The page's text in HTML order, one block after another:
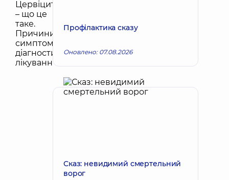
Профілактика сказу
Оновлено: 07.08.2026
Сказ: невидимий смертельний
ворог